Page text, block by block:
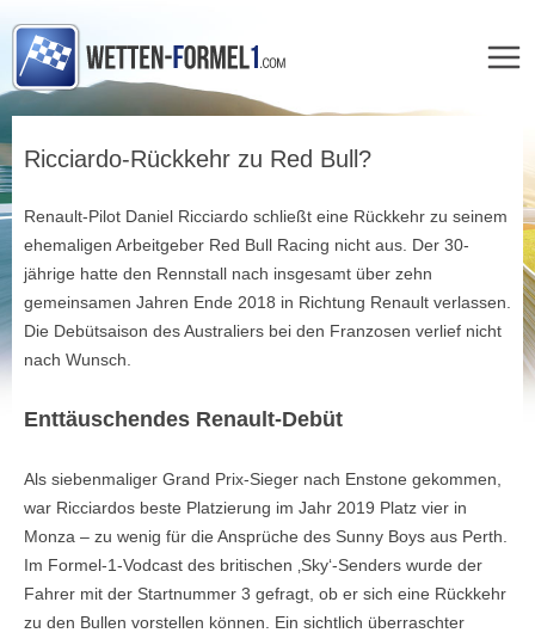
springen
Ricciardo-Rückkehr zu Red Bull?
Renault-Pilot Daniel Ricciardo schließt eine Rückkehr zu seinem
ehemaligen Arbeitgeber Red Bull Racing nicht aus. Der 30-
jährige hatte den Rennstall nach insgesamt über zehn
gemeinsamen Jahren Ende 2018 in Richtung Renault verlassen.
Die Debütsaison des Australiers bei den Franzosen verlief nicht
nach Wunsch.
Enttäuschendes Renault-Debüt
Als siebenmaliger Grand Prix-Sieger nach Enstone gekommen,
war Ricciardos beste Platzierung im Jahr 2019 Platz vier in
Monza – zu wenig für die Ansprüche des Sunny Boys aus Perth.
Im Formel-1-Vodcast des britischen ‚Sky‘-Senders wurde der
Fahrer mit der Startnummer 3 gefragt, ob er sich eine Rückkehr
zu den Bullen vorstellen können. Ein sichtlich überraschter